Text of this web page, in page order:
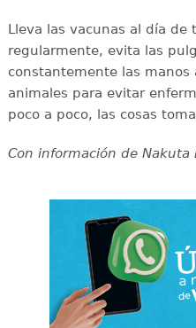
Lleva las vacunas al día de
regularmente, evita las
constantemente las
animales para evitar
poco a poco, las cosas
Con información de Nakuta